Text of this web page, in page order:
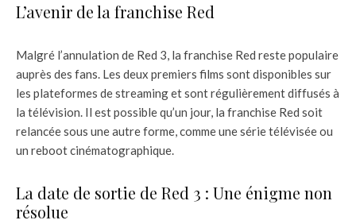
L’avenir de la franchise Red
Malgré l’annulation de Red 3, la franchise Red reste populaire
auprès des fans. Les deux premiers films sont disponibles sur
les plateformes de streaming et sont régulièrement diffusés à
la télévision. Il est possible qu’un jour, la franchise Red soit
relancée sous une autre forme, comme une série télévisée ou
un reboot cinématographique.
La date de sortie de Red 3 : Une énigme non
résolue